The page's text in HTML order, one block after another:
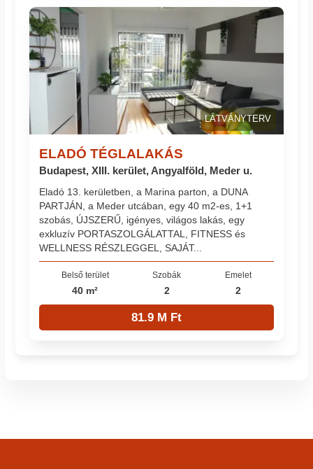
LÁTVÁNYTERV
ELADÓ TÉGLALAKÁS
Budapest, XIII. kerület, Angyalföld, Meder u.
Eladó 13. kerületben, a Marina parton, a DUNA
PARTJÁN, a Meder utcában, egy 40 m2-es, 1+1
szobás, ÚJSZERŰ, igényes, világos lakás, egy
exkluzív PORTASZOLGÁLATTAL, FITNESS és
WELLNESS RÉSZLEGGEL, SAJÁT...
Belső terület
40 m²
Szobák
2
Emelet
2
81.9 M Ft